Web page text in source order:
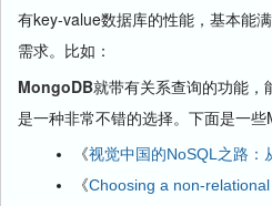
有key-value数据库的性能，基本能
需求。比如：
MongoDB就带有关系查询的功能，
是一种非常不错的选择。下面是一些
《视觉中国的NoSQL之路：
《Choosing a non-